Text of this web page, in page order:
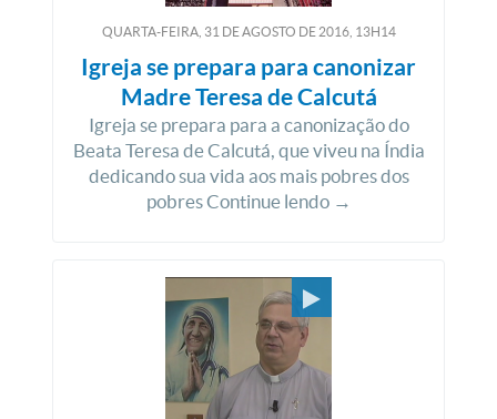
QUARTA-FEIRA, 31 DEAGOSTO DE2016, 13H14
Igreja se prepara para canonizar
Madre Teresa de Calcutá
Igreja se prepara para a canonização do
Beata Teresa de Calcutá, que viveu na Índia
dedicando sua vida aos mais pobres dos
pobres Continue lendo →